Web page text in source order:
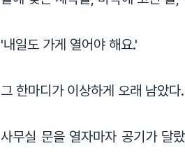
'내일도 가게 열어야 해요.'
그 한마디가 이상하게 오래 남았다.
사무실 문을 열자마자 공기가 달